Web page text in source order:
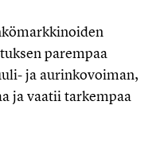
parempaa
ja aurinkovoiman,
ja vaatii tarkempaa